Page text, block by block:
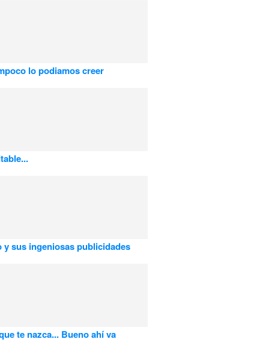
lo podiamos creer
y sus ingeniosas publicidades
te nazca... Bueno ahí va